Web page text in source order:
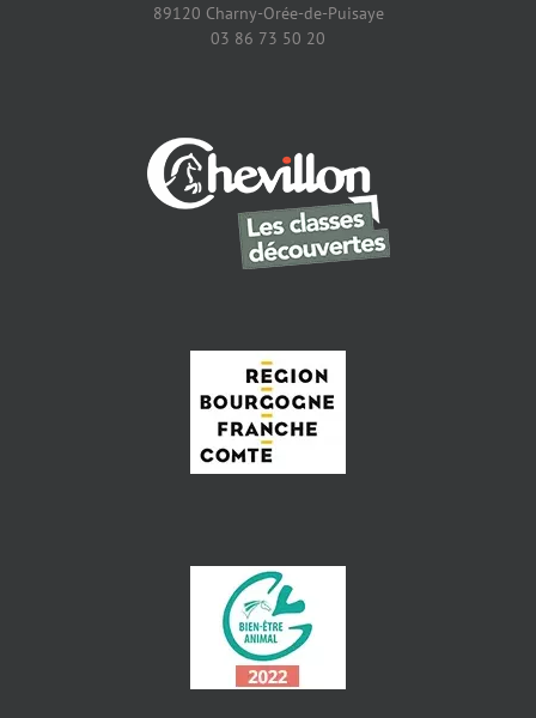
89120 Charny-Orée-de-Puisaye
03 86 73 50 20